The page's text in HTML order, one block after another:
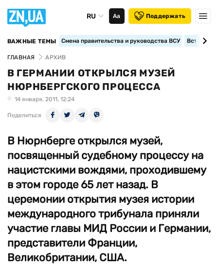
RU Аа Поддержать
ВАЖНЫЕ ТЕМЫ Смена правительства и руководства ВСУ
ГЛАВНАЯ АРХИВ
В ГЕРМАНИИ ОТКРЫЛСЯ МУЗЕЙ
НЮРНБЕРГСКОГО ПРОЦЕССА
14 января, 2011, 12:24
Поделиться
В Нюрнберге открылся музей,
посвященный судебному процессу на
нацистскими вождями, проходившему
в этом городе 65 лет назад. В
церемонии открытия музея истории
международного трибунала приняли
участие главы МИД России и Германии,
представители Франции,
Великобритании, США.